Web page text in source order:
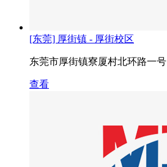
[东莞] 厚街镇 - 厚街校区
东莞市厚街镇寮厦村北环路一号
查看